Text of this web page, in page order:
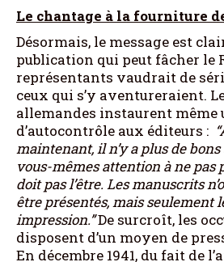
Le chantage à la fourniture
Désormais, le message est
publication qui peut fâcher le
représentants vaudrait de
ceux qui s’y aventureraient.
allemandes instaurent même
d’autocontrôle aux éditeurs :
maintenant, il n’y a plus de
vous-mêmes attention à ne pas
doit pas l’être. Les manuscrits
être présentés, mais seulement
impression.”De surcroît, les
disposent d’un moyen de
En décembre 1941, du fait de